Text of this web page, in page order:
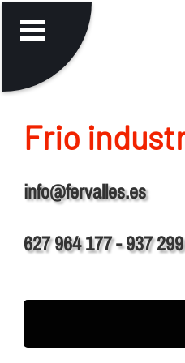
Frio
info@fervalles.es
627 964 177 - 937